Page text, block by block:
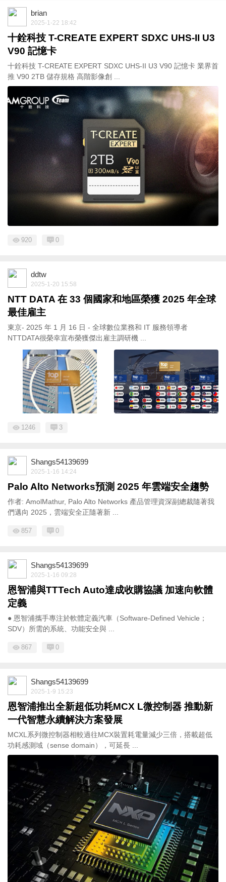
brian
2025-1-22 18:42
十銓科技 T-CREATE EXPERT SDXC UHS-II U3
V90 記憶卡
十銓科技 T-CREATE EXPERT SDXC UHS-II U3 V90 記憶卡 業界首
推 V90 2TB 儲存規格 高階影像創 ...
920 0
ddtw
2025-1-20 15:58
NTT DATA 在 33 個國家和地區榮獲 2025 年全球
最佳雇主
東京- 2025 年 1 月 16 日 - 全球數位業務和 IT 服務領導者
NTTDATA很榮幸宣布榮獲傑出雇主調研機 ...
1246 3
Shangs54139699
2025-1-16 14:24
Palo Alto Networks預測 2025 年雲端安全趨勢
作者: AmolMathur, Palo Alto Networks 產品管理資深副總裁隨著我
們邁向 2025，雲端安全正隨著新 ...
857 0
Shangs54139699
2025-1-16 09:28
恩智浦與TTTech Auto達成收購協議 加速向軟體
定義
● 恩智浦攜手專注於軟體定義汽車（Software-Defined Vehicle；
SDV）所需的系統、功能安全與 ...
867 0
Shangs54139699
2025-1-9 15:23
恩智浦推出全新超低功耗MCX L微控制器 推動新
一代智慧永續解決方案發展
MCXL系列微控制器相較過往MCX裝置耗電量減少三倍，搭載超低
功耗感測域（sense domain），可延長 ...